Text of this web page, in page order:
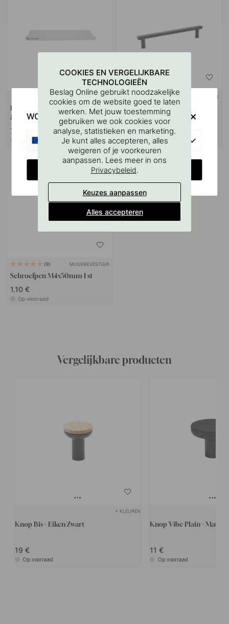
127
Boorsjabloon voor handgrepen
& Knoppen
7 €
Op voorraad
+ KLEUREN
Handgreep Bis - 160mm -
Zwart/Zwart
39 €
Op voorraad
9 MUURBEVESTIGING
Schroefpen M4x50mm 1 st
1.10 €
Op voorraad
Vergelijkbare producten
+ KLEUREN
Knop Bis - Eiken/Zwart
19
Op voorraad
Knop Vibe Plain - Mat
11
Op voorraad
COOKIES EN VERGELIJKBARE
TECHNOLOGIEËN
Beslag Online gebruikt noodzakelijke
cookies om de website goed te laten
werken. Met jouw toestemming
gebruiken we ook cookies voor
analyse, statistieken en marketing.
Je kunt alles accepteren, alles
weigeren of je voorkeuren
aanpassen. Lees meer in ons
Privacybeleid.
Keuzes aanpassen
Alles accepteren
WOULD YOU RATHER VISIT?
CHANGE COUNTRY